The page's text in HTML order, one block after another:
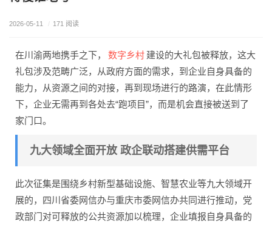
2026-05-11 / 171 阅读
在川渝两地携手之下， 数字乡村 建设的大礼包被释放，这大
礼包涉及范畴广泛，从政府方面的需求，到企业自身具备的
能力，从资源之间的对接，再到现场进行的路演，在此情形
下，企业无需再到各处去“跑项目”，而是机会直接被送到了
家门口。
九大领域全面开放 政企联动搭建供需平台
此次征集是围绕乡村新型基础设施、智慧农业等九大领域开
展的，四川省委网信办与重庆市委网信办共同进行推动，党
政部门对可释放的公共资源加以梳理，企业填报自身具备的